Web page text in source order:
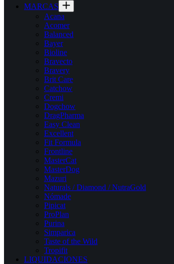
MARCAS
Acana
Acomer
Balanced
Bayer
Bioline
Bravecto
Bravery
Brit Care
Catchow
Cremi
Dogchow
DragPharma
Easy Clean
Excellent
Fit Formula
Frontline
MasterCat
MasterDog
Mazuri
Naturals / Diamond / NutraGold
Nómade
Pipicat
ProPlan
Purina
Simparica
Taste of the Wild
Tropifit
LIQUIDACIONES